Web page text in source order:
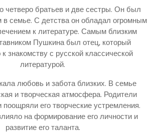
братьев и две сестры. Он был
в семье. С детства он обладал огромным
к литературе. Самым близким
Пушкина был отец, который
знакомству с русской классической
литературой.
любовь и забота близких. В семье
и творческая атмосфера. Родители
его творческие устремления.
на формирование его личности и
развитие его таланта.